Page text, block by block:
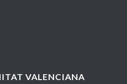
VALENCIANA